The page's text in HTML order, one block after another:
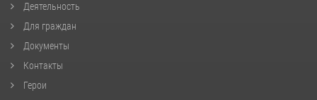
Деятельность
Для граждан
Документы
Контакты
Герои